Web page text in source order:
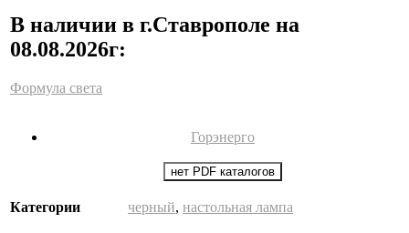
В наличии в г.Ставрополе на
08.08.2026г:
Формула света
Горэнерго
нет PDF каталогов
Категории черный, настольная лампа